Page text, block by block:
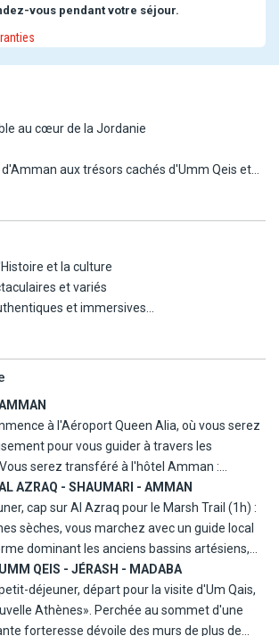
vous pendant votre séjour.
au cœur de la Jordanie
aux trésors cachés d'Umm Qeis et
traces d'un passé millénaire. Explorez
de Dana et du Wadi Hammad, puis
Monastère majestueux.
au Wadi Rum, savourez un dîner
admirez les gorges de Wadi Numeira et
totale entre histoire, nature et
et la culture
et variés
et immersives
12 participants maximum
à l'Aéroport Queen Alia, où vous serez
pour vous guider à travers les
serez transféré à l'hôtel Amman :
installez-vous, et laissez l'excitation
libre et une première nuit en terre
AZRAQ - SHAUMARI - AMMAN
cap sur Al Azraq pour le Marsh Trail (1h) :
sèches, vous marchez avec un guide local
dominant les anciens bassins artésiens,
omeyyade en basalte et d'observer
buffles d'eau depuis un petit observatoire.
partez pour le Shumari Oryx Safari (2h). Un
à travers paysages semi-désertiques ; halte
QEIS - JÉRASH - MADABA
déjeuner, départ pour la visite d'Um Qais,
Athènes». Perchée au sommet d'une
forteresse dévoile des murs de plus de